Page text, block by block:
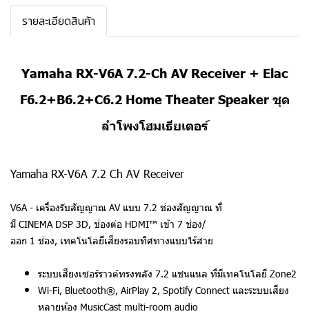
รายละเอียดสินค้า
Yamaha RX-V6A 7.2-Ch AV Receiver + Elac
F6.2+B6.2+C6.2 Home Theater Speaker ชุด
ลำโพงโฮมเธียเตอร์
Yamaha RX-V6A 7.2 Ch AV Receiver
V6A - เครื่องรับสัญญาณ AV แบบ 7.2 ช่องสัญญาณ ที่
มี CINEMA DSP 3D, ช่องต่อ HDMI™ เข้า 7 ช่อง/
ออก 1 ช่อง, เทคโนโลยีเสียงรอบทิศทางแบบไร้สาย
ระบบเสียงเซอร์ราวด์ทรงพลัง 7.2 แชนแนล ที่มีเทคโนโลยี Zone2
Wi-Fi, Bluetooth®, AirPlay 2, Spotify Connect และระบบเสียง
หลายห้อง MusicCast multi-room audio